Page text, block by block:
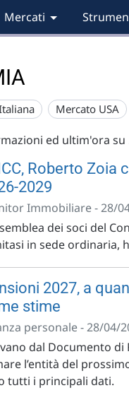
Mercati
Mercato USA
ed ultim'ora su
Roberto Zoia
2029
Immobiliare - 28/
dei soci del
in sede ordinaria,
2027, a
stime
personale - 28/04/
dal Documento di
l’entità del
tutti i principali dati.